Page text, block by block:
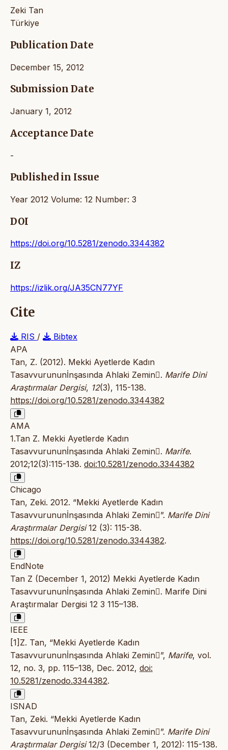
Zeki Tan
Türkiye
Publication Date
December 15, 2012
Submission Date
January 1, 2012
Acceptance Date
-
Published in Issue
Year 2012 Volume: 12 Number: 3
DOI
https://doi.org/10.5281/zenodo.3344382
IZ
https://izlik.org/JA35CN77YF
Cite
RIS /
Bibtex
APA
Tan, Z. (2012). Mekki Ayetlerde Kadın
Tasavvurununİnşasında Ahlaki Zemin. Marife Dini
Araştırmalar Dergisi, 12(3), 115-138.
https://doi.org/10.5281/zenodo.3344382
AMA
1.Tan Z. Mekki Ayetlerde Kadın
Tasavvurununİnşasında Ahlaki Zemin. Marife.
2012;12(3):115-138. doi:10.5281/zenodo.3344382
Chicago
Tan, Zeki. 2012. “Mekki Ayetlerde Kadın
Tasavvurununİnşasında Ahlaki Zemin”. Marife Dini
Araştırmalar Dergisi12 (3): 115-38.
https://doi.org/10.5281/zenodo.3344382.
EndNote
Tan Z (December 1, 2012) Mekki Ayetlerde Kadın
Tasavvurununİnşasında Ahlaki Zemin. Marife Dini
Araştırmalar Dergisi 12 3 115–138.
IEEE
[1]Z. Tan, “Mekki Ayetlerde Kadın
Tasavvurununİnşasında Ahlaki Zemin”, Marife, vol.
12, no. 3, pp. 115–138, Dec. 2012, doi:
10.5281/zenodo.3344382.
ISNAD
Tan, Zeki. “Mekki Ayetlerde Kadın
Tasavvurununİnşasında Ahlaki Zemin”. Marife Dini
Araştırmalar Dergisi12/3 (December 1, 2012): 115-138.